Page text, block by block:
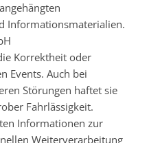
Informationsmaterialien.
Korrektheit oder
Events. Auch bei
Störungen haftet sie
Fahrlässigkeit.
Informationen zur
Weiterverarbeitung